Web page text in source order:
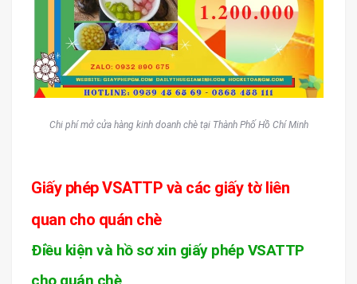
Chi phí mở cửa hàng kinh doanh chè tại Thành Phố Hồ Chí Minh
Giấy phép VSATTP và các giấy tờ liên
quan cho quán chè
Điều kiện và hồ sơ xin giấy phép VSATTP
cho quán chè